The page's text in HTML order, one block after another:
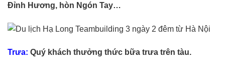
Đỉnh Hương, hòn Ngón Tay…
Trưa: Quý khách thưởng thức bữa trưa trên tàu.